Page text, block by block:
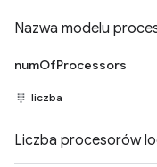
Nazwa modelu
numOfProcessors
liczba
Liczba procesorów